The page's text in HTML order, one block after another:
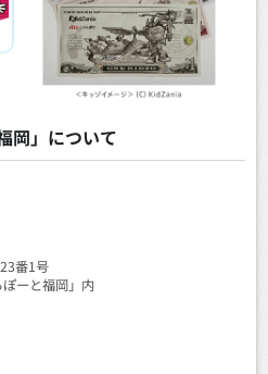
」について
番1号
ぽーと福岡」内